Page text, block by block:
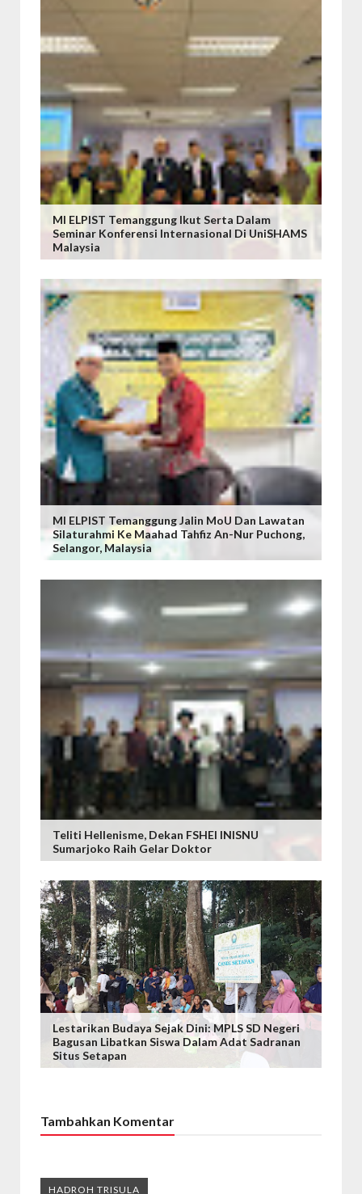
MI ELPIST Temanggung Ikut Serta Dalam
Seminar Konferensi Internasional Di UniSHAMS
Malaysia
MI ELPIST Temanggung Jalin MoU Dan Lawatan
Silaturahmi Ke Maahad Tahfiz An-Nur Puchong,
Selangor, Malaysia
Teliti Hellenisme, Dekan FSHEI INISNU
Sumarjoko Raih Gelar Doktor
Lestarikan Budaya Sejak Dini: MPLS SD Negeri
Bagusan Libatkan Siswa Dalam Adat Sadranan
Situs Setapan
Tambahkan Komentar
HADROH TRISULA